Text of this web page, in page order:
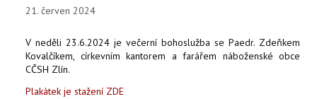
21. červen 2024
V neděli 23.6.2024 je večerní bohoslužba se Paedr. Zdeňkem
Kovalčíkem, církevním kantorem a farářem náboženské obce
CČSH Zlín.
Plakátek je stažení ZDE